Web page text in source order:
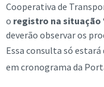
Cooperativa de
o registro na situação
deverão observar os
Essa consulta só
em cronograma da